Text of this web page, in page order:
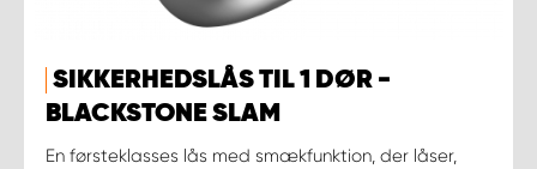
SIKKERHEDSLÅS TIL 1 DØR -
BLACKSTONE SLAM
En førsteklasses lås med smækfunktion, der låser,